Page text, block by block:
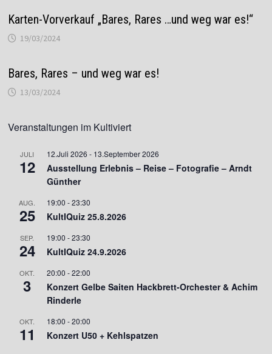
Karten-Vorverkauf „Bares, Rares …und weg war es!“
19/03/2024
Bares, Rares – und weg war es!
13/03/2024
Veranstaltungen im Kultiviert
JULI
12
12.Juli 2026 - 13.September 2026
Ausstellung Erlebnis – Reise – Fotografie – Arndt
Günther
AUG.
25
19:00 -23:30
KultIQuiz 25.8.2026
SEP.
24
19:00 -23:30
KultIQuiz 24.9.2026
OKT.
3
20:00 -22:00
Konzert Gelbe Saiten Hackbrett-Orchester & Achim
Rinderle
OKT.
11
18:00 -20:00
Konzert U50 + Kehlspatzen